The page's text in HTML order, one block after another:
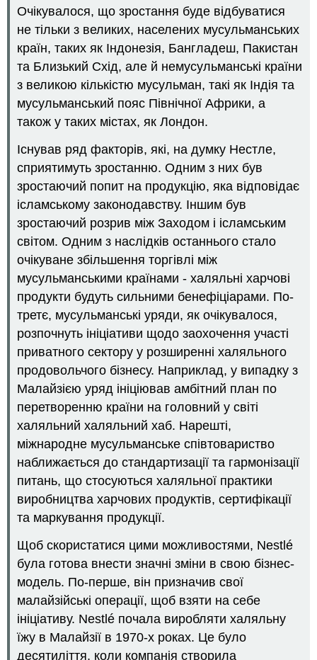
Очікувалося, що зростання буде відбуватися
не тільки з великих, населених мусульманських
країн, таких як Індонезія, Бангладеш, Пакистан
та Близький Схід, але й немусульманські країни
з великою кількістю мусульман, такі як Індія та
мусульманський пояс Північної Африки, а
також у таких містах, як Лондон.
Існував ряд факторів, які, на думку Нестле,
сприятимуть зростанню. Одним з них був
зростаючий попит на продукцію, яка відповідає
ісламському законодавству. Іншим був
зростаючий розрив між Заходом і ісламським
світом. Одним з наслідків останнього стало
очікуване збільшення торгівлі між
мусульманськими країнами - халяльні харчові
продукти будуть сильними бенефіціарами. По-
третє, мусульманські уряди, як очікувалося,
розпочнуть ініціативи щодо заохочення участі
приватного сектору у розширенні халяльного
продовольчого бізнесу. Наприклад, у випадку з
Малайзією уряд ініціював амбітний план по
перетворенню країни на головний у світі
халяльний халяльний хаб. Нарешті,
міжнародне мусульманське співтовариство
наближається до стандартизації та гармонізації
питань, що стосуються халяльної практики
виробництва харчових продуктів, сертифікації
та маркування продукції.
Щоб скористатися цими можливостями, Nestlé
була готова внести значні зміни в свою бізнес-
модель. По-перше, він призначив свої
малайзійські операції, щоб взяти на себе
ініціативу. Nestlé почала виробляти халяльну
їжу в Малайзії в 1970-х роках. Це було
десятиліття, коли компанія створила